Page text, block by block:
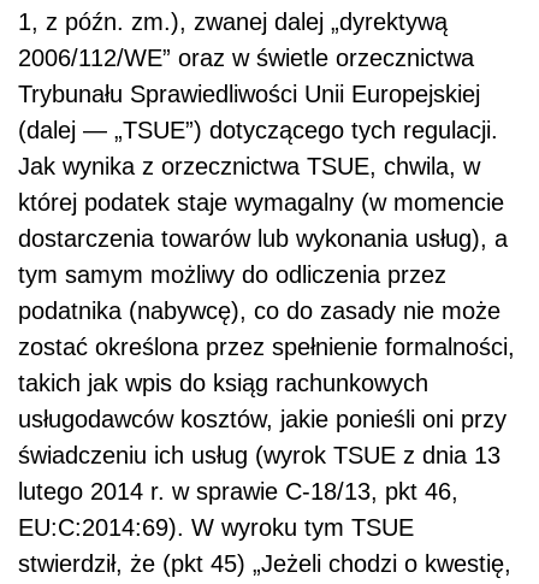
1, z późn. zm.), zwanej dalej „dyrektywą
2006/112/WE” oraz w świetle orzecznictwa
Trybunału Sprawiedliwości Unii Europejskiej
(dalej — „TSUE”) dotyczącego tych regulacji.
Jak wynika z orzecznictwa TSUE, chwila, w
której podatek staje wymagalny (w momencie
dostarczenia towarów lub wykonania usług), a
tym samym możliwy do odliczenia przez
podatnika (nabywcę), co do zasady nie może
zostać określona przez spełnienie formalności,
takich jak wpis do ksiąg rachunkowych
usługodawców kosztów, jakie ponieśli oni przy
świadczeniu ich usług (wyrok TSUE z dnia 13
lutego 2014 r. w sprawie C-18/13, pkt 46,
EU:C:2014:69). W wyroku tym TSUE
stwierdził, że (pkt 45) „Jeżeli chodzi o kwestię,